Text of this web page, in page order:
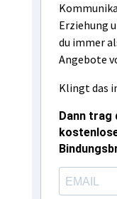
Erziehung
du immer
Angebote
Klingt das
Dann trag